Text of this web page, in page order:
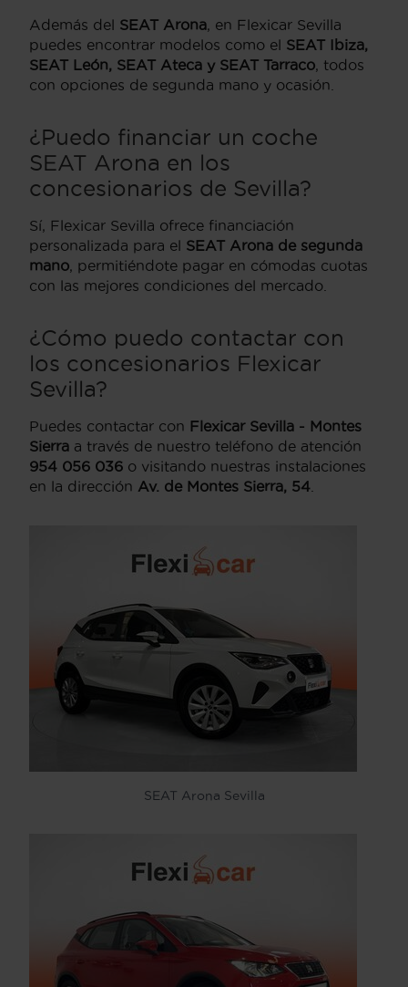
Además del SEAT Arona , en Flexicar Sevilla
puedes encontrar modelos como el SEAT Ibiza,
SEAT León, SEAT Ateca y SEAT Tarraco , todos
con opciones de segunda mano y ocasión.
¿Puedo financiar un coche
SEAT Arona en los
concesionarios de Sevilla?
Sí, Flexicar Sevilla ofrece financiación
personalizada para el SEAT Arona de segunda
mano , permitiéndote pagar en cómodas cuotas
con las mejores condiciones del mercado.
¿Cómo puedo contactar con
los concesionarios Flexicar
Sevilla?
Puedes contactar con Flexicar Sevilla - Montes
Sierra a través de nuestro teléfono de atención
954 056 036 o visitando nuestras instalaciones
en la dirección Av. de Montes Sierra, 54
SEAT Arona Sevilla